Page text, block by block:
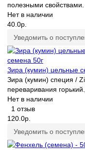
полезными
Нет в наличии
40.0р.
Уведомить о
Зира (кумин) цельные
Зира (кумин) специя /
переваривания
Нет в наличии
1 отзыв
120.0р.
Уведомить о